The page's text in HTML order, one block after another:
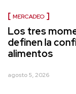
MERCADEO
Los tres
definen la
alimentos
agosto 5, 2026